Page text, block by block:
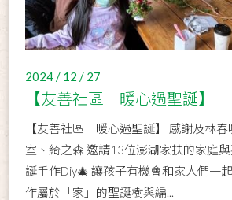
2024 / 12 / 27
【友善社區│暖心過聖誕】
【友善社區│暖心過聖誕】 感謝及林
室、綺之森 邀請13位澎湖家扶的家庭
誕手作Diy🎄 讓孩子有機會和家人們一
作屬於「家」的聖誕樹與編...